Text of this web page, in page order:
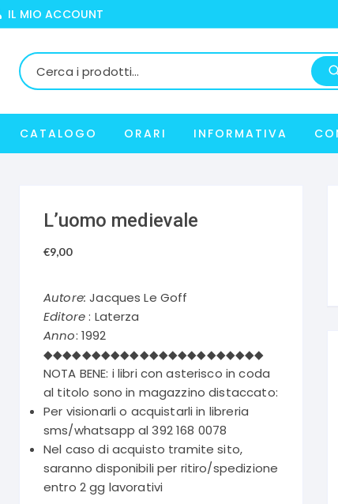
IL MIO ACCOUNT
CATALOGO ORARI INFORMATIVA
L’uomo medievale
€9,00
Autore: Jacques Le Goff
Editore: Laterza
Anno: 1992
◆◆◆◆◆◆◆◆◆◆◆◆◆◆◆◆◆◆◆◆◆◆◆
NOTA BENE: i libri con asterisco in coda
al titolo sono in magazzino distaccato:
Per visionarli o acquistarli in libreria
sms/whatsapp al 392 168 0078
Nel caso di acquisto tramite sito,
saranno disponibili per ritiro/spedizione
entro 2 gg lavorativi